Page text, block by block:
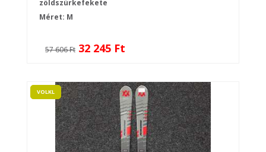
zöldszürkefekete
Méret: M
57 606 Ft 32 245 Ft
VOLKL